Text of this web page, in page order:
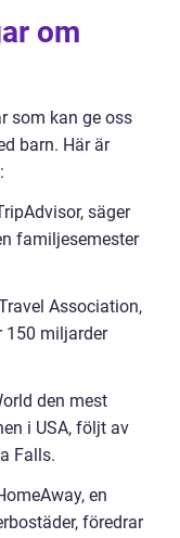
om
som kan ge oss
barn. Här är
säger
familjesemester
Association,
150 miljarder
den mest
i USA, följt av
Falls.
en
föredrar